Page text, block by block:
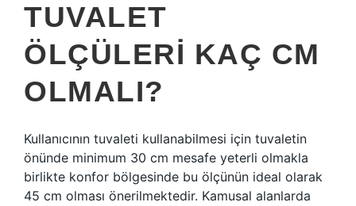
TUVALET
ÖLÇÜLERI KAÇ CM
OLMALI?
Kullanıcının tuvaleti kullanabilmesi için tuvaletin
önünde minimum 30 cm mesafe yeterli olmakla
birlikte konfor bölgesinde bu ölçünün ideal olarak
45 cm olması önerilmektedir. Kamusal alanlarda